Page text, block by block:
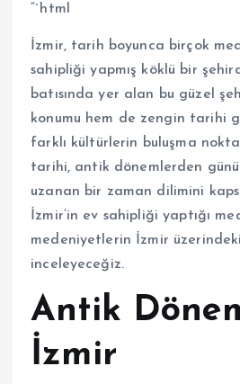
“`html
İzmir, tarih boyunca birçok
sahipliği yapmış köklü bir
batısında yer alan bu güzel
konumu hem de zengin tarihi
farklı kültürlerin buluşma
tarihi, antik dönemlerden
uzanan bir zaman dilimini
İzmir’in ev sahipliği yaptığı
medeniyetlerin İzmir
inceleyeceğiz.
Antik
İzmir